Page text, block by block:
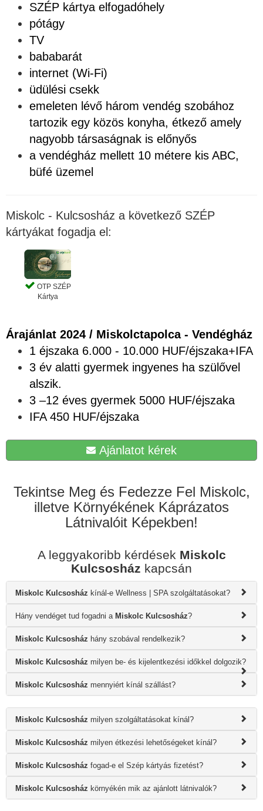
SZÉP kártya elfogadóhely
pótágy
TV
bababarát
internet (Wi-Fi)
üdülési csekk
emeleten lévő három vendég szobához
tartozik egy közös konyha, étkező amely
nagyobb társaságnak is előnyős
a vendégház mellett 10 métere kis ABC,
büfé üzemel
Miskolc - Kulcsosház a következő SZÉP
kártyákat fogadja el:
OTP SZÉP
Kártya
Árajánlat 2024 / Miskolctapolca - Vendégház
1 éjszaka 6.000 - 10.000 HUF/éjszaka+IFA
3 év alatti gyermek ingyenes ha szülővel
alszik.
3 –12 éves gyermek 5000 HUF/éjszaka
IFA 450 HUF/éjszaka
Ajánlatot kérek
Tekintse Meg és Fedezze Fel Miskolc,
illetve Környékének Káprázatos
Látnivalóit Képekben!
A leggyakoribb kérdések Miskolc
Kulcsosház kapcsán
Miskolc Kulcsosház kínál-e Wellness | SPA szolgáltatásokat?
Hány vendéget tud fogadni a Miskolc Kulcsosház?
Miskolc Kulcsosház hány szobával rendelkezik?
Miskolc Kulcsosház milyen be- és kijelentkezési időkkel dolgozik?
Miskolc Kulcsosház mennyiért kínál szállást?
Miskolc Kulcsosház milyen szolgáltatásokat kínál?
Miskolc Kulcsosház milyen étkezési lehetőségeket kínál?
Miskolc Kulcsosház fogad-e el Szép kártyás fizetést?
Miskolc Kulcsosház környékén mik az ajánlott látnivalók?